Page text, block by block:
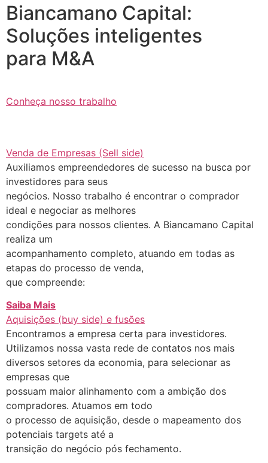
Biancamano Capital:
Soluções inteligentes
para M&A
Conheça nosso trabalho
Venda de Empresas (Sell side)
Auxiliamos empreendedores de sucesso na busca por
investidores para seus
negócios. Nosso trabalho é encontrar o comprador
ideal e negociar as melhores
condições para nossos clientes. A Biancamano Capital
realiza um
acompanhamento completo, atuando em todas as
etapas do processo de venda,
que compreende:
Saiba Mais
Aquisições (buy side) e fusões
Encontramos a empresa certa para investidores.
Utilizamos nossa vasta rede de contatos nos mais
diversos setores da economia, para selecionar as
empresas que
possuam maior alinhamento com a ambição dos
compradores. Atuamos em todo
o processo de aquisição, desde o mapeamento dos
potenciais targets até a
transição do negócio pós fechamento.